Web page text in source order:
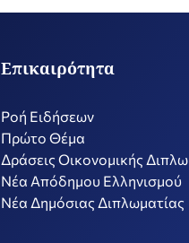
Επικαιρότητα
Ροή Ειδήσεων
Πρώτο Θέμα
Δράσεις Οικονομικής
Nέα Απόδημου Ελληνισμού
Νέα Δημόσιας Διπλωματίας